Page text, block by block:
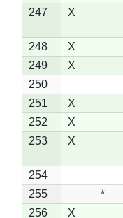
247
X
248 X
249
X
250
251
X
252
X
253
X
254
255
*
256
X